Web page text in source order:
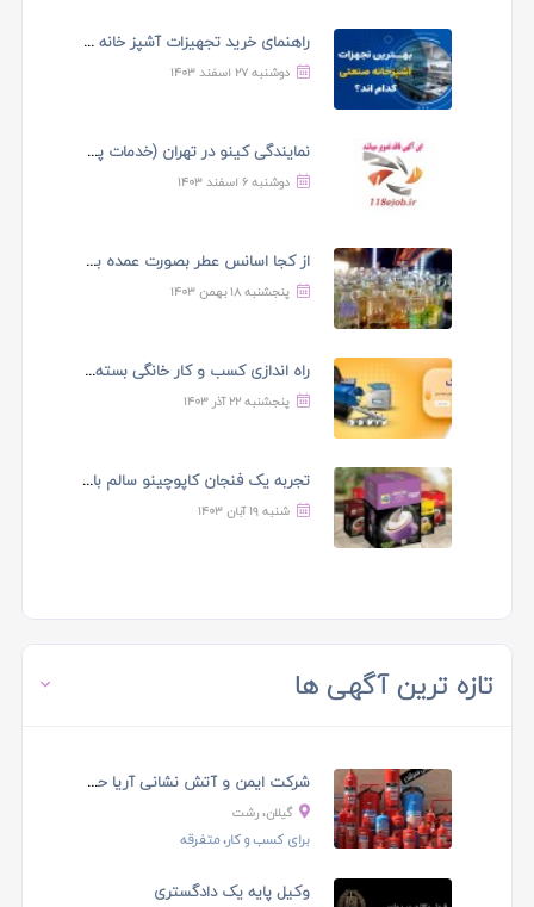
راهنمای خرید تجهیزات آشپز خانه حرفه ای
دوشنبه ۲۷ اسفند ۱۴۰۳
نمایندگی کینو در تهران (خدمات پس از فروش کینو)
دوشنبه ۶ اسفند ۱۴۰۳
از کجا اسانس عطر بصورت عمده بخریم؟
پنجشنبه ۱۸ بهمن ۱۴۰۳
راه اندازی کسب و کار خانگی بسته بندی محصولات ...
پنجشنبه ۲۲ آذر ۱۴۰۳
تجربه یک فنجان کاپوچینو سالم با نیتل
شنبه ۱۹ آبان ۱۴۰۳
تازه ترین آگهی ها
شرکت ایمن و آتش نشانی آریا حریق در رشت
گیلان، رشت
برای کسب و کار، متفرقه
وکیل پایه یک دادگستری